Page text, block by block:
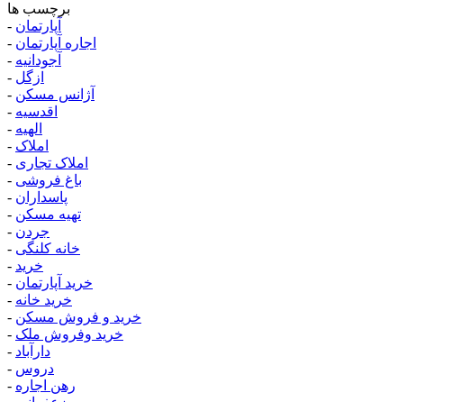
برچسب ها
- آپارتمان
- اجاره آپارتمان
- آجودانیه
- ازگل
- آژانس مسکن
- اقدسیه
- الهیه
- املاک
- املاک تجاری
- باغ فروشی
- پاسداران
- تهیه مسکن
- جردن
- خانه کلنگی
- خرید
- خرید آپارتمان
- خرید خانه
- خرید و فروش مسکن
- خرید وفروش ملک
- دارآباد
- دروس
- رهن اجاره